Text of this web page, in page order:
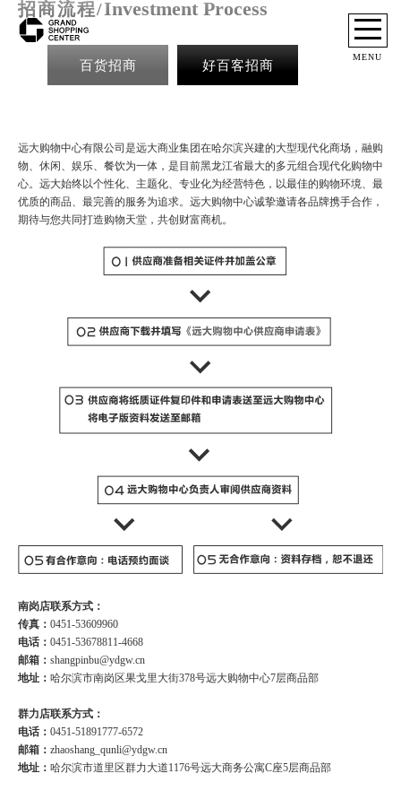
MENU
招商流程/Investment Process
百货招商 好百客招商
远大购物中心有限公司是远大商业集团在哈尔滨兴建的大型现代化商场，融购
物、休闲、娱乐、餐饮为一体，是目前黑龙江省最大的多元组合现代化购物中
心。远大始终以个性化、主题化、专业化为经营特色，以最佳的购物环境、最
优质的商品、最完善的服务为追求。远大购物中心诚挚邀请各品牌携手合作，
期待与您共同打造购物天堂，共创财富商机。
南岗店联系方式：
传真： 0451-53609960
电话： 0451-53678811-4668
邮箱： shangpinbu@ydgw.cn
地址： 哈尔滨市南岗区果戈里大街378号远大购物中心7层商品部
群力店联系方式：
电话： 0451-51891777-6572
邮箱： zhaoshang_qunli@ydgw.cn
地址： 哈尔滨市道里区群力大道1176号远大商务公寓C座5层商品部